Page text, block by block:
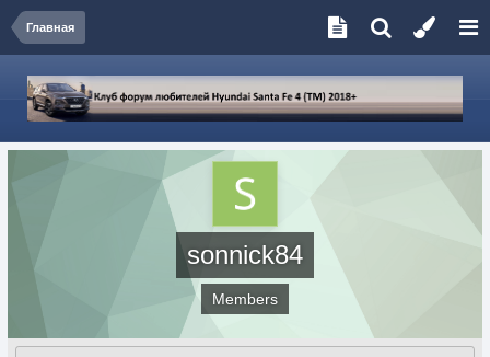
Главная
sonnick84
Members